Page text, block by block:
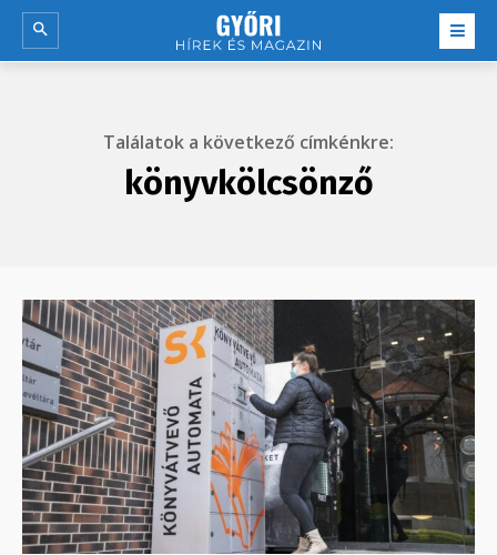
Találatok a következő címkénkre:
könyvkölcsönző